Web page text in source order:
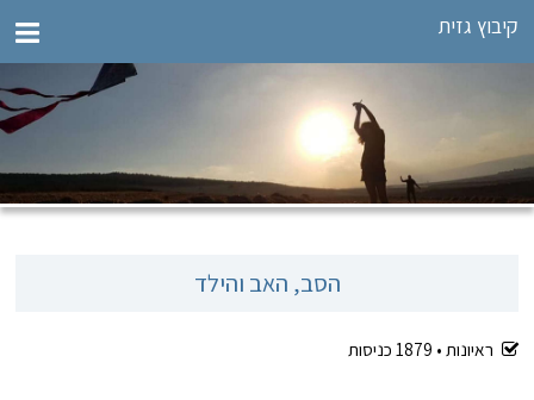
קיבוץ גזית
הסב, האב והילד
ראיונות • 1879 כניסות